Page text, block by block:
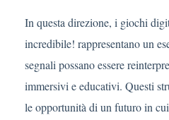
In questa direzione, i giochi
incredibile! rappresentano un
segnali possano essere
immersivi e educativi. Questi
le opportunità di un futuro in